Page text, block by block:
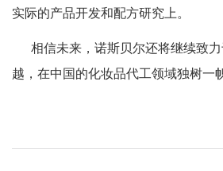
实际的产品开发和配方研究上。
相信未来，诺斯贝尔还将继续致
越，在中国的化妆品代工领域独树一帜